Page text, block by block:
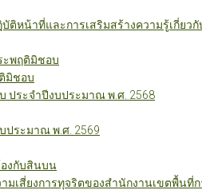
บัติหน้าที่และการเสริมสร้างความรู้เ
ะพฤติมิชอบ
มิชอบ
ประจำปีงบประมาณ พ.ศ. 2568
ประมาณ พ.ศ. 2569
องกับสินบน
เสี่ยงการทุจริตของสำนักงานเขตพื้นที่